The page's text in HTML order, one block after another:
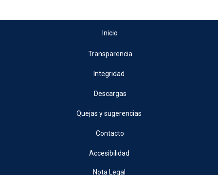
Inicio
Transparencia
Integridad
Descargas
Quejas y sugerencias
Contacto
Accesibilidad
Nota Legal